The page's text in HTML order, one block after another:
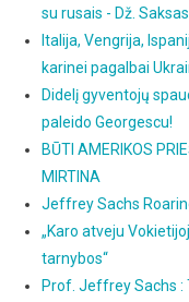
su rusais - Dž.
Italija, Vengrija,
karinei pagalbai
Didelį gyventojų
paleido Georgescu!
BŪTI AMERIKOS
MIRTINA
Jeffrey Sachs
„Karo atveju
tarnybos“
Prof. Jeffrey Sachs :